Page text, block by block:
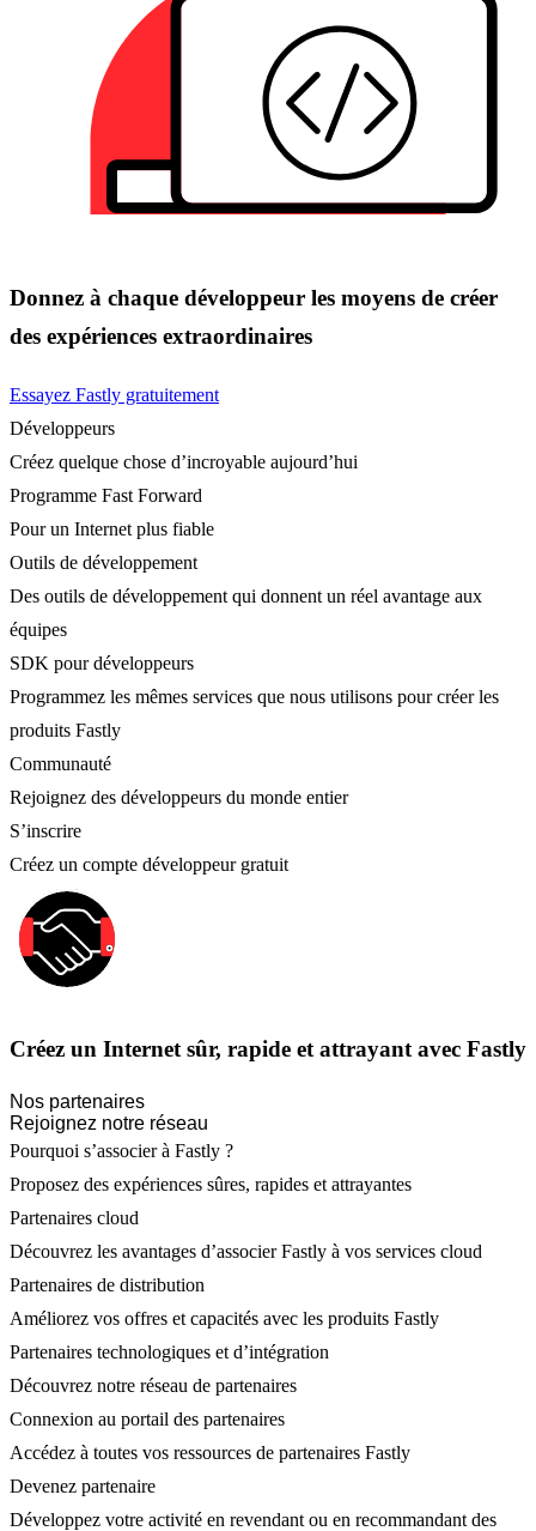
Donnez à chaque développeur les moyens de créer
des expériences extraordinaires
Essayez Fastly gratuitement
Développeurs
Créez quelque chose d’incroyable aujourd’hui
Programme Fast Forward
Pour un Internet plus fiable
Outils de développement
Des outils de développement qui donnent un réel avantage aux
équipes
SDK pour développeurs
Programmez les mêmes services que nous utilisons pour créer les
produits Fastly
Communauté
Rejoignez des développeurs du monde entier
S’inscrire
Créez un compte développeur gratuit
Créez un Internet sûr, rapide et attrayant avec Fastly
Nos partenaires
Rejoignez notre réseau
Pourquoi s’associer à Fastly ?
Proposez des expériences sûres, rapides et attrayantes
Partenaires cloud
Découvrez les avantages d’associer Fastly à vos services cloud
Partenaires de distribution
Améliorez vos offres et capacités avec les produits Fastly
Partenaires technologiques et d’intégration
Découvrez notre réseau de partenaires
Connexion au portail des partenaires
Accédez à toutes vos ressources de partenaires Fastly
Devenez partenaire
Développez votre activité en revendant ou en recommandant des